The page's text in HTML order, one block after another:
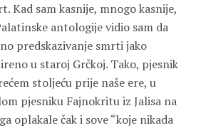
Kad sam kasnije, mnogo kasnije,
antologije vidio sam da
predskazivanje smrti jako
u staroj Grčkoj. Tako, pjesnik
stoljeću prije naše ere, u
pjesniku Fajnokrituiz Jalisa na
oplakale čak i sove “koje nikada